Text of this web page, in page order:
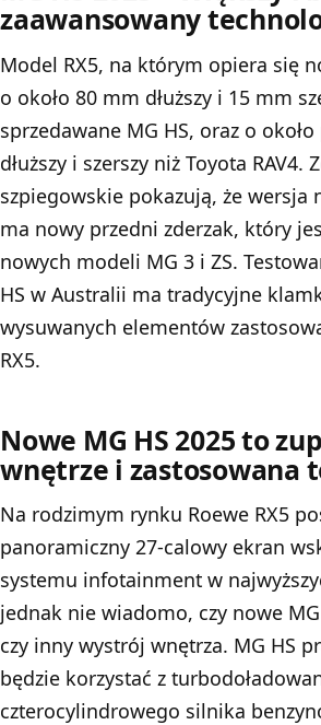
zaawansowany
Model RX5, na którym opiera się
o około 80 mm dłuższy i 15 mm
sprzedawane MG HS, oraz o
dłuższy i szerszy niż Toyota RAV4.
szpiegowskie pokazują, że wersja
ma nowy przedni zderzak, który
nowych modeli MG 3 i ZS.
HS w Australii ma tradycyjne
wysuwanych elementów
RX5.
Nowe MG HS 2025 to
wnętrze i zastosowana
Na rodzimym rynku Roewe RX5
panoramiczny 27-calowy ekran
systemu infotainment w
jednak nie wiadomo, czy nowe
czy inny wystrój wnętrza. MG HS
będzie korzystać z
czterocylindrowego silnika